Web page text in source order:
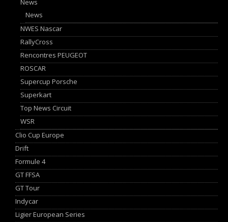
News
News
NWES Nascar
RallyCross
Rencontres PEUGEOT
ROSCAR
Supercup Porsche
Superkart
Top News Circuit
WSR
Clio Cup Europe
Drift
Formule 4
GT FFSA
GT Tour
Indycar
Ligier European Series